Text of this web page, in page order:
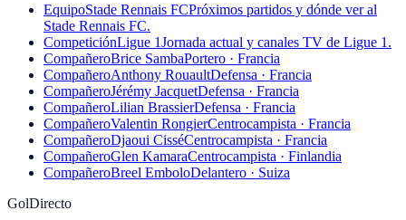
EquipoStade Rennais FCPróximos partidos y dónde ver al
Stade Rennais FC.
CompeticiónLigue 1Jornada actual y canales TV de Ligue 1.
CompañeroBrice SambaPortero · Francia
CompañeroAnthony RouaultDefensa · Francia
CompañeroJérémy JacquetDefensa · Francia
CompañeroLilian BrassierDefensa · Francia
CompañeroValentin RongierCentrocampista · Francia
CompañeroDjaoui CisséCentrocampista · Francia
CompañeroGlen KamaraCentrocampista · Finlandia
CompañeroBreel EmboloDelantero · Suiza
GolDirecto